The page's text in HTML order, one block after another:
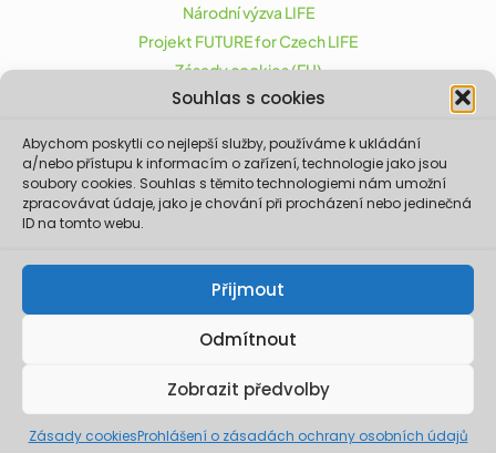
Souhlas s cookies
Abychom poskytli co nejlepší služby, používáme k ukládání
a/nebo přístupu k informacím o zařízení, technologie jako jsou
soubory cookies. Souhlas s těmito technologiemi nám umožní
zpracovávat údaje, jako je chování při procházení nebo jedinečná
ID na tomto webu.
Přijmout
Odmítnout
Zobrazit předvolby
Zásady cookiesProhlášení o zásadách ochrany osobních údajů
Národní výzva LIFE
Projekt FUTURE for Czech LIFE
Zásady cookies (EU)
Projekt FUTURE for Czech LIFE (LIFE21-CAP-CZ-LIFE
FOR CZECHIA) byl podpořen z finančního nástroje
Evropské unie LIFE.
Údaje a informace zveřejněné na těchto
Ministerstva životního prostředí a partnerů
projektu. Evropská komise není odpovědná za
jakékoliv použití informací zveřejněných na
těchto stránkách.
© 2026 Ministerstvo životního prostředí. Realizace ©